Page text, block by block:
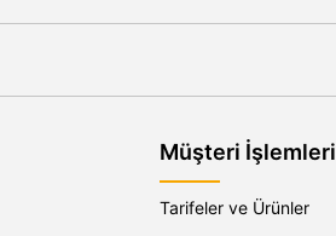
Müşteri İşlemleri
Tarifeler ve Ürünler